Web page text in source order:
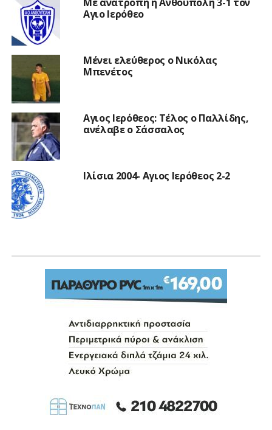
Αγιο Ιερόθεο
Μένει ελεύθερος ο Νικόλας
Μπενέτος
Αγιος Ιερόθεος: Τέλος ο Παλλίδης,
ανέλαβε ο Σάσσαλος
Ιλίσια 2004- Αγιος Ιερόθεος 2-2